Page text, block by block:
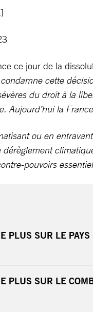
ce jour de la
cette
du droit à la
Aujourd’hui la
ou en
pouvoirs
PLUS SUR LE PAYS
PLUS SUR LE